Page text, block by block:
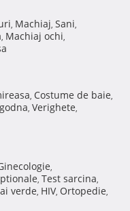
, Machiaj, Sani,
, Machiaj ochi,
, Costume de baie,
, Verighete,
,
, Test sarcina,
verde, HIV, Ortopedie,